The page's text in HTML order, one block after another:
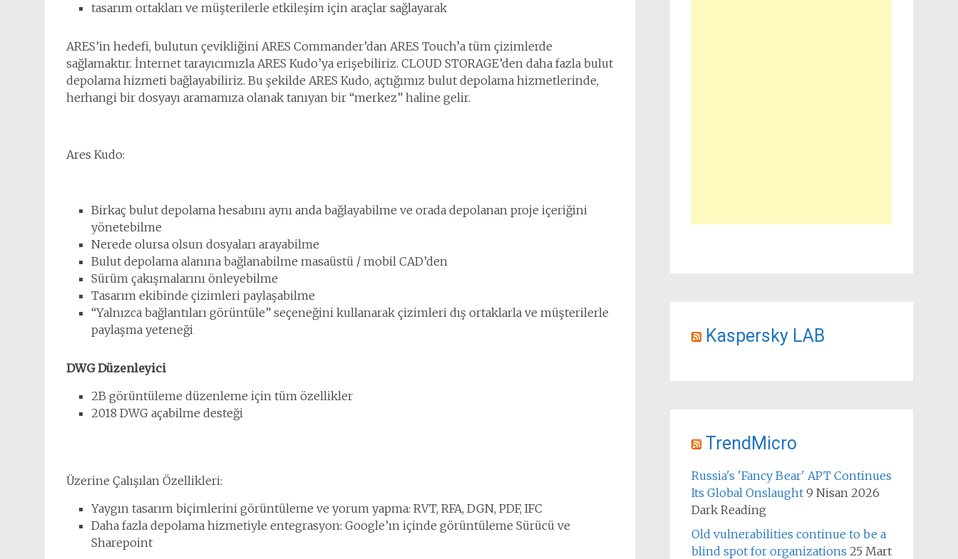
tasarım ortakları ve müşterilerle etkileşim için araçlar sağlayarak
ARES’in hedefi, bulutun çevikliğini ARES Commander’dan ARES Touch’a tüm çizimlerde
sağlamaktır. İnternet tarayıcımızla ARES Kudo’ya erişebiliriz. CLOUD STORAGE’den daha fazla bulut
depolama hizmeti bağlayabiliriz. Bu şekilde ARES Kudo, açtığımız bulut depolama hizmetlerinde,
herhangi bir dosyayı aramamıza olanak tanıyan bir “merkez” haline gelir.
Ares Kudo:
Birkaç bulut depolama hesabını aynı anda bağlayabilme ve orada depolanan proje içeriğini
yönetebilme
Nerede olursa olsun dosyaları arayabilme
Bulut depolama alanına bağlanabilme masaüstü / mobil CAD’den
Sürüm çakışmalarını önleyebilme
Tasarım ekibinde çizimleri paylaşabilme
“Yalnızca bağlantıları görüntüle” seçeneğini kullanarak çizimleri dış ortaklarla ve müşterilerle
paylaşma yeteneği
DWG Düzenleyici
2B görüntüleme düzenleme için tüm özellikler
2018 DWG açabilme desteği
Üzerine Çalışılan Özellikleri:
Yaygın tasarım biçimlerini görüntüleme ve yorum yapma: RVT, RFA, DGN, PDF, IFC
Daha fazla depolama hizmetiyle entegrasyon: Google’ın içinde görüntüleme Sürücü ve
Sharepoint
Kaspersky LAB
TrendMicro
Russia's 'Fancy Bear' APT Continues
Its Global Onslaught 9 Nisan 2026
Dark Reading
Old vulnerabilities continue to be a
blind spot for organizations 25 Mart